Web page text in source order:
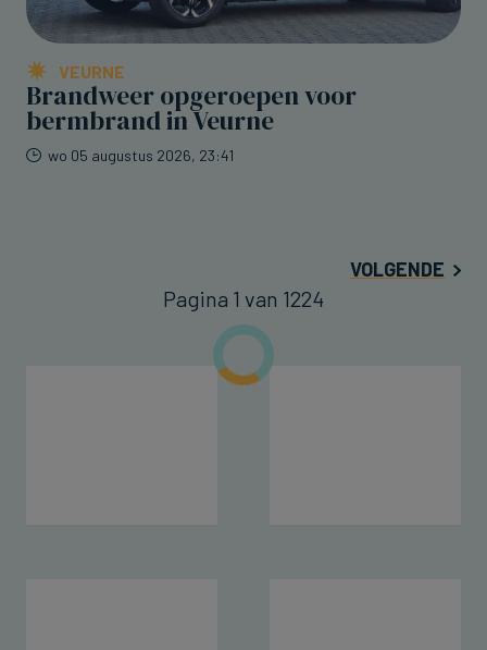
VEURNE
Brandweer opgeroepen voor
bermbrand in Veurne
wo 05 augustus 2026, 23:41
VOLGENDE
Pagina 1 van 1224